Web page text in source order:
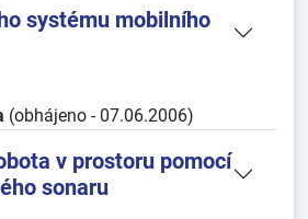
systému mobilního
(obhájeno - 07.06.2006)
v prostoru pomocí
sonaru